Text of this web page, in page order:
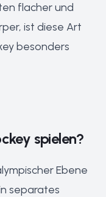
flacher und
ist diese Art
besonders
spielen?
Ebene
separates